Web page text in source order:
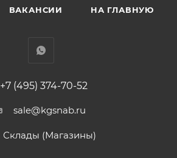
ВАКАНСИИ НА ГЛАВНУЮ
+7 (495) 374-70-52
sale@kgsnab.ru
Склады (Магазины)